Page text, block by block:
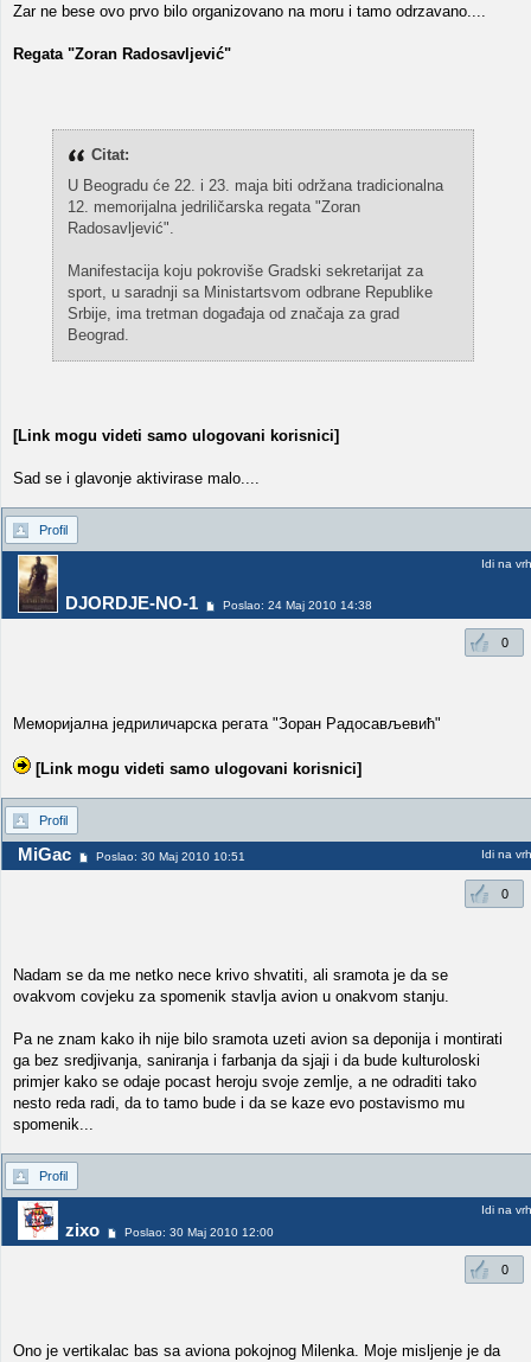
Zar ne bese ovo prvo bilo organizovano na moru i tamo odrzavano....
Regata "Zoran Radosavljević"
Citat:
U Beogradu će 22. i 23. maja biti održana tradicionalna
12. memorijalna jedriličarska regata "Zoran
Radosavljević".
Manifestacija koju pokroviše Gradski sekretarijat za
sport, u saradnji sa Ministartsvom odbrane Republike
Srbije, ima tretman događaja od značaja za grad
Beograd.
[Link mogu videti samo ulogovani korisnici]
Sad se i glavonje aktivirase malo....
Profil
DJORDJE-NO-1 Poslao: 24 Maj 2010 14:38
Idi na vrh
0
Меморијална једриличарска регата "Зоран Радосављевић"
[Link mogu videti samo ulogovani korisnici]
Profil
MiGac Poslao: 30 Maj 2010 10:51 Idi na vrh
0
Nadam se da me netko nece krivo shvatiti, ali sramota je da se
ovakvom covjeku za spomenik stavlja avion u onakvom stanju.
Pa ne znam kako ih nije bilo sramota uzeti avion sa deponija i montirati
ga bez sredjivanja, saniranja i farbanja da sjaji i da bude kulturoloski
primjer kako se odaje pocast heroju svoje zemlje, a ne odraditi tako
nesto reda radi, da to tamo bude i da se kaze evo postavismo mu
spomenik...
Profil
zixo Poslao: 30 Maj 2010 12:00
Idi na vrh
0
Ono je vertikalac bas sa aviona pokojnog Milenka. Moje misljenje je da